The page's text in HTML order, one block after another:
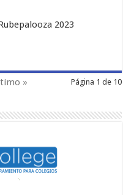
2023
Página 1 de 10
»